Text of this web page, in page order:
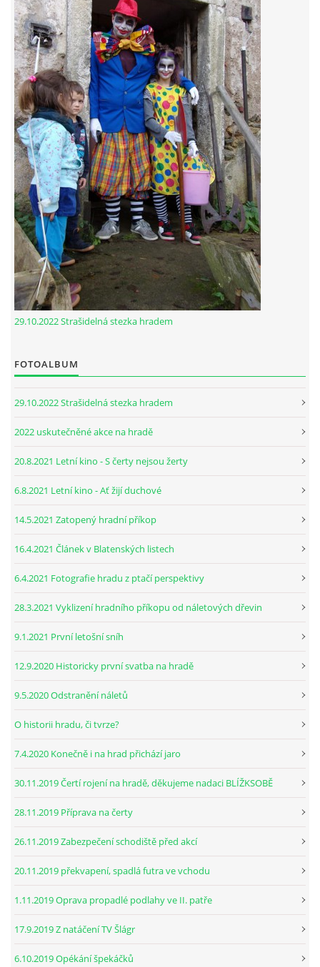
29.10.2022 Strašidelná stezka hradem
FOTOALBUM
29.10.2022 Strašidelná stezka hradem
2022 uskutečněné akce na hradě
20.8.2021 Letní kino - S čerty nejsou žerty
6.8.2021 Letní kino - Ať žijí duchové
14.5.2021 Zatopený hradní příkop
16.4.2021 Článek v Blatenských listech
6.4.2021 Fotografie hradu z ptačí perspektivy
28.3.2021 Vyklizení hradního příkopu od náletových dřevin
9.1.2021 První letošní sníh
12.9.2020 Historicky první svatba na hradě
9.5.2020 Odstranění náletů
O historii hradu, či tvrze?
7.4.2020 Konečně i na hrad přichází jaro
30.11.2019 Čertí rojení na hradě, děkujeme nadaci BLÍŽKSOBĚ
28.11.2019 Příprava na čerty
26.11.2019 Zabezpečení schodiště před akcí
20.11.2019 překvapení, spadlá futra ve vchodu
1.11.2019 Oprava propadlé podlahy ve II. patře
17.9.2019 Z natáčení TV Šlágr
6.10.2019 Opékání špekáčků